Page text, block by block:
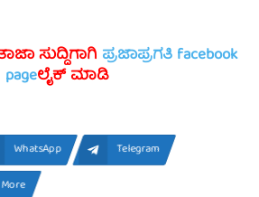
ಸುದ್ದಿಗಾಗಿ ಪ್ರಜಾಪ್ರಗತಿ facebook
pageಲೈಕ್ ಮಾಡಿ
WhatsApp
Telegram
More